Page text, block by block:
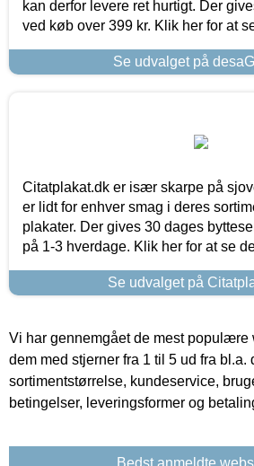
kan derfor levere ret hurtigt. Der
ved køb over 399 kr. Klik her for at
Se udvalget på
Citatplakat.dk er især skarpe på
er lidt for enhver smag i deres
plakater. Der gives 30 dages
på 1-3 hverdage. Klik her for at se
Se udvalget på
Vi har gennemgået de mest populære
dem med stjerner fra 1 til 5 ud fra bl.a.
sortimentstørrelse, kundeservice,
betingelser, leveringsformer og
Bedst anmeldte